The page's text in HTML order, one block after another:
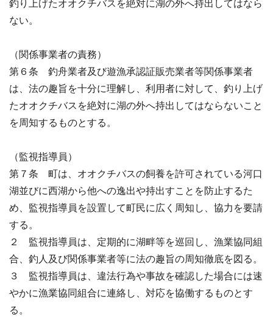
釣り上げたオオクチバスを絶対に湖の外へ持出してはなら
ない。
（関係事業者の責務）
第６条 釣舟業者及び遊漁承認証販売業者等関係事業者
は、法の趣旨を十分に理解し、利用者に対して、釣り上げ
たオオクチバスを絶対に湖の外へ持出してはならないこと
を周知するものとする。
（監視指導員）
第７条 町は、オオクチバスの飼養を許可されている河口
湖並びに西湖から他への逸出や持出すことを防止するた
め、監視指導員を設置して町民に広く周知し、協力を要請
する。
２ 監視指導員は、定期的に湖畔等を巡回し、漁業協同組
合、釣人及び関係事業者等に法の趣旨の周知徹底を図る。
３ 監視指導員は、違法行為や事故を確認した場合には速
やかに漁業協同組合に連絡し、対応を協働するものとす
る。